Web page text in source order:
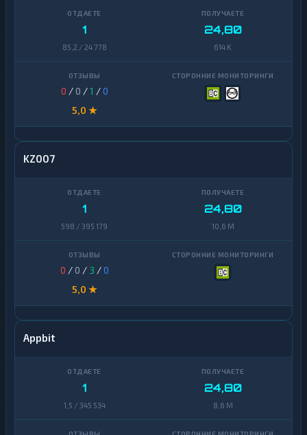
1
85,2 / 24 778
24,80
614 K
0 / 0 /1 /0
5,0 ★
KZ007
1
598 / 395 179
24,80
10,6 M
0 / 0 / 3 /0
5,0 ★
Appbit
1
1,5 / 345 534
24,80
8,6 M